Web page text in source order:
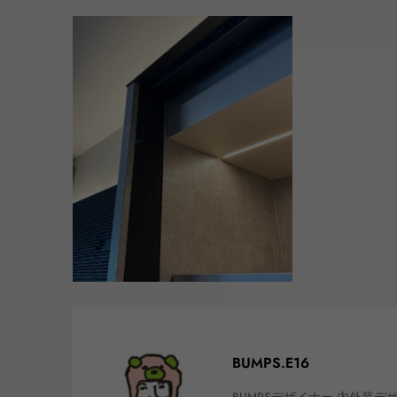
BUMPS.E16